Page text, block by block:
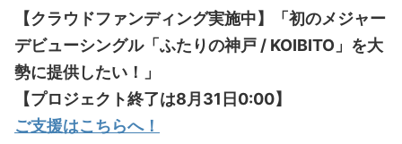
【クラウドファンディング実施中】「初のメジャー
デビューシングル「ふたりの神戸 / KOIBITO」を大
勢に提供したい！」
【プロジェクト終了は8月31日0:00】
ご支援はこちらへ！